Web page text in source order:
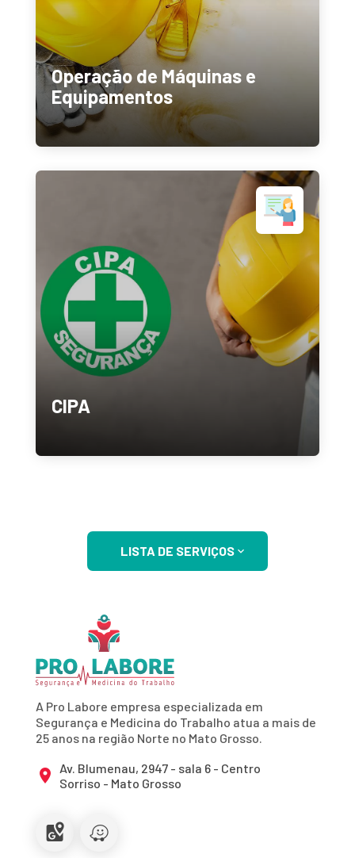
Operação de Máquinas e
Equipamentos
CIPA
LISTA DE SERVIÇOS
A Pro Labore empresa especializada em
Segurança e Medicina do Trabalho atua a mais de
25 anos na região Norte no Mato Grosso.
Av. Blumenau, 2947 - sala 6 - Centro
Sorriso - Mato Grosso